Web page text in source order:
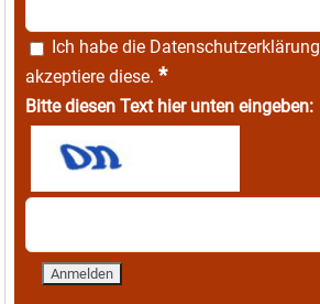
Ich habe die Datenschutzerklärung
akzeptiere diese. *
Bitte diesen Text hier unten eingeben: